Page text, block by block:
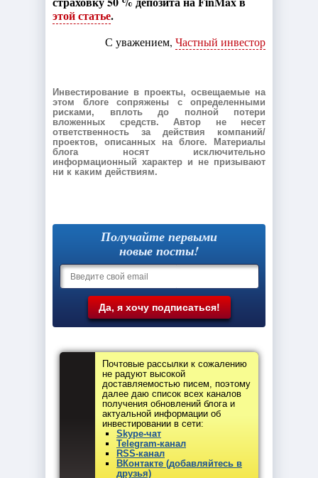
этой статье.
С уважением, Частный инвестор
Инвестирование в проекты, освещаемые на
этом блоге сопряжены с определенными
рисками, вплоть до полной потери
вложенных средств. Автор не несет
ответственность за действия компаний/
проектов, описанных на блоге. Материалы
блога носят исключительно
информационный характер и не призывают
ни к каким действиям.
Получайте первыми
новые посты!
Почтовые рассылки к сожалению
не радуют высокой
доставляемостью писем, поэтому
далее даю список всех каналов
получения обновлений блога и
актуальной информации об
инвестировании в сети:
Skype-чат
Telegram-канал
RSS-канал
ВКонтакте (добавляйтесь в
друзья)